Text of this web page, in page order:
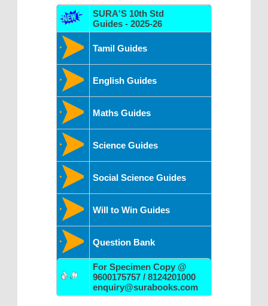
SURA'S 10th Std
Guides - 2025-26
Tamil Guides
English Guides
Maths Guides
Science Guides
Social Science Guides
Will to Win Guides
Question Bank
For Specimen Copy @
9600175757 / 8124201000
enquiry@surabooks.com